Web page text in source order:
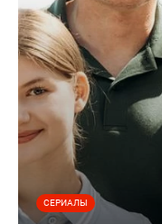
СЕРИАЛЫ